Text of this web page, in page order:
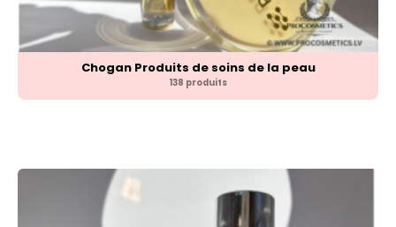
Chogan Produits de soins de la peau
138 produits